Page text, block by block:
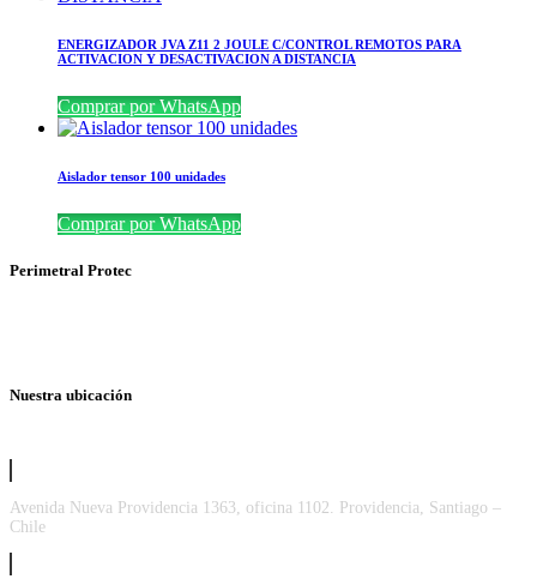
ENERGIZADOR JVA Z11 2 JOULE C/CONTROL REMOTOS PARA
ACTIVACION Y DESACTIVACION A DISTANCIA
Comprar por WhatsApp
Aislador tensor 100 unidades
Comprar por WhatsApp
Perimetral Protec
Nuestra ubicación
Avenida Nueva Providencia 1363, oficina 1102. Providencia, Santiago –
Chile